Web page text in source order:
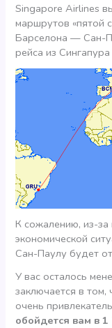
Singapore Airlines
маршрутов «пятой
Барселона — Сан-
рейса из
К сожалению, из-за
экономической
Сан-Паулу будет
У вас осталось
заключается в
очень
обойдется вам в 1